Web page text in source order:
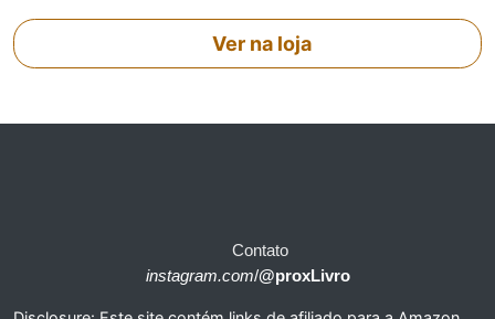
Ver na loja
Contato
instagram.com/@proxLivro